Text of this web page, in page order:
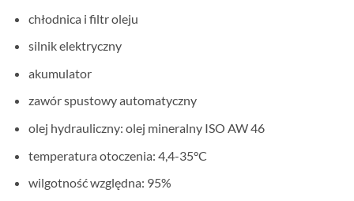
chłodnica i filtr oleju
silnik elektryczny
akumulator
zawór spustowy automatyczny
olej hydrauliczny: olej mineralny ISO AW 46
temperatura otoczenia: 4,4-35°C
wilgotność względna: 95%